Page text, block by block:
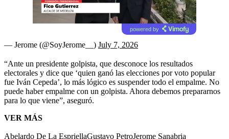
powered by
— Jerome (@SoyJerome__) July 7, 2026
“Ante un presidente golpista, que desconoce los resultados
electorales y dice que ‘quien ganó las elecciones por voto popular
fue Iván Cepeda’, lo más lógico es suspender todo el empalme. No
puede haber empalme con un golpista. Ahora debemos prepararnos
para lo que viene”, aseguró.
VER MÁS
Abelardo De La EspriellaGustavo PetroJerome Sanabria